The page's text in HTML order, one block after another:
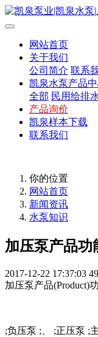
网站首页
关于我们
公司简介 联系
凯泉水泵产品
全部 民用给排
产品询价
凯泉样本下载
联系我们
你的位置
网站首页
新闻资讯
水泵知识
加压泵产品功
2017-12-22 17:37:03
加压泵产品(Product)
;负压泵 ;、 ;正压泵 ;